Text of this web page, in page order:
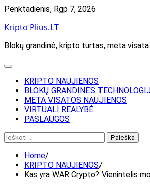
Skip
content
Penktadienis, Rgp 7, 2026
Kripto Plius.LT
Blokų grandinė, kripto turtas, meta visata
KRIPTO NAUJIENOS
BLOKŲ GRANDINĖS
META VISATOS NAUJIENOS
VIRTUALI REALYBĖ
PASLAUGOS
Ieškoti:
Home
KRIPTO NAUJIENOS
Kas yra WAR Crypto? Vienintelis